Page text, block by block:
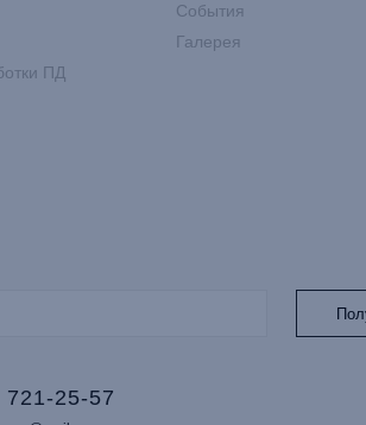
ПД
События
Галерея
721-25-57